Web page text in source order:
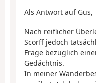
Als Antwort auf Gus,
Nach reiflicher
Scorff jedoch
Frage bezüglich
Gedächtnis.
In meiner